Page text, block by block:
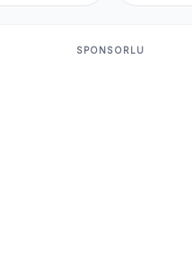
SPONSORLU